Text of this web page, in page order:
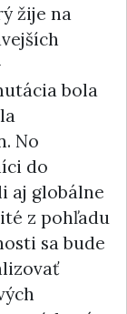
žije na
bola
No
do
aj globálne
z pohľadu
sa bude